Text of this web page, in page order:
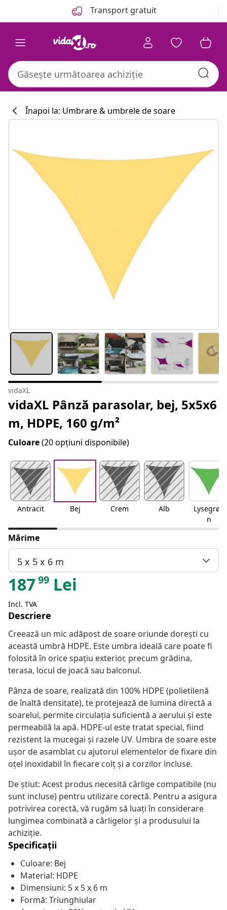
Transport gratuit
Înapoi la: Umbrare & umbrele de soare
vidaXL
vidaXL Pânză parasolar, bej, 5x5x6
m, HDPE, 160 g/m²
Culoare(20 opțiuni disponibile)
Antracit Bej Crem Alb
Lysegrøn
n
Mărime
5 x 5 x 6 m
18799 Lei
Incl. TVA
Descriere
Creează un mic adăpost de soare oriunde dorești cu
această umbră HDPE. Este umbra ideală care poate fi
folosită în orice spațiu exterior, precum grădina,
terasa, locul de joacă sau balconul.
Pânza de soare, realizată din 100% HDPE (polietilenă
de înaltă densitate), te protejează de lumina directă a
soarelui, permite circulația suficientă a aerului și este
permeabilă la apă. HDPE-ul este tratat special, fiind
rezistent la mucegai și razele UV. Umbra de soare este
ușor de asamblat cu ajutorul elementelor de fixare din
oțel inoxidabil în fiecare colț și a corzilor incluse.
De știut: Acest produs necesită cârlige compatibile (nu
sunt incluse) pentru utilizare corectă. Pentru a asigura
potrivirea corectă, vă rugăm să luați în considerare
lungimea combinată a cârligelor și a produsului la
achiziție.
Specificații
Culoare: Bej
Material: HDPE
Dimensiuni: 5 x 5 x 6 m
Formă: Triunghiular